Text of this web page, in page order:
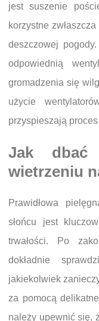
jest suszenie
korzystne
deszczowej
odpowiednią
gromadzenia się
użycie
przyspieszają
Jak
wietrzeniu
Prawidłowa
słońcu jest
trwałości. Po
dokładnie
jakiekolwiek
za pomocą
należy upewnić się,